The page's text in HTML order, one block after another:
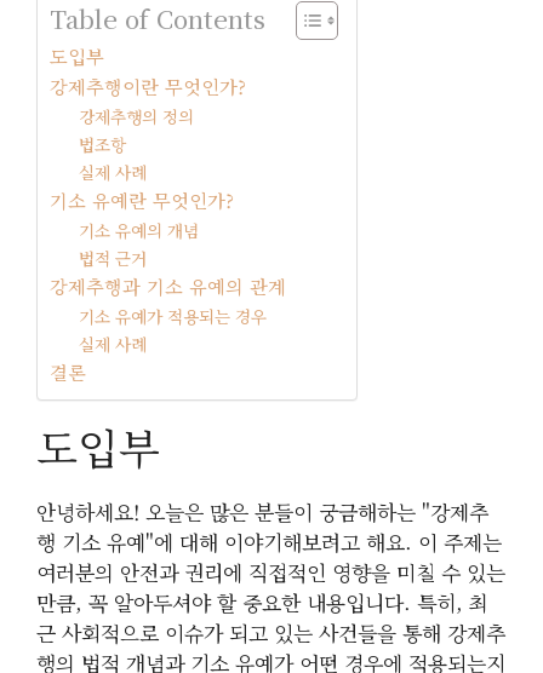
Table of Contents
도입부
강제추행이란 무엇인가?
강제추행의 정의
법조항
실제 사례
기소 유예란 무엇인가?
기소 유예의 개념
법적 근거
강제추행과 기소 유예의 관계
기소 유예가 적용되는 경우
실제 사례
결론
도입부
안녕하세요! 오늘은 많은 분들이 궁금해하는 "강제추
행 기소 유예"에 대해 이야기해보려고 해요. 이 주제는
여러분의 안전과 권리에 직접적인 영향을 미칠 수 있는
만큼, 꼭 알아두셔야 할 중요한 내용입니다. 특히, 최
근 사회적으로 이슈가 되고 있는 사건들을 통해 강제추
행의 법적 개념과 기소 유예가 어떤 경우에 적용되는지